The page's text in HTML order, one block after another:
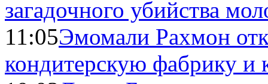
загадочного убийства
11:05Эмомали Рахмон
кондитерскую фабрику и